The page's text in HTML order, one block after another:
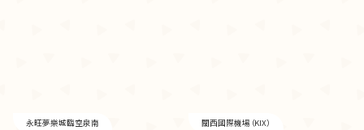
永旺夢樂城臨空泉南 關西國際機場（KIX）